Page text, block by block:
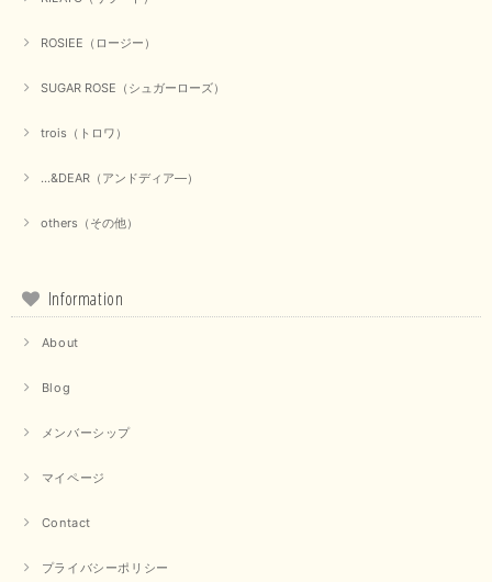
ROSIEE（ロージー）
SUGAR ROSE（シュガーローズ）
trois（トロワ）
...&DEAR（アンドディア―）
others（その他）
Information
About
Blog
メンバーシップ
マイページ
Contact
プライバシーポリシー